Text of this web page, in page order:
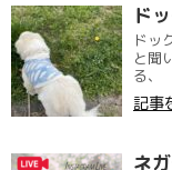
ド
ドッ
と聞
る、
記事
ネ